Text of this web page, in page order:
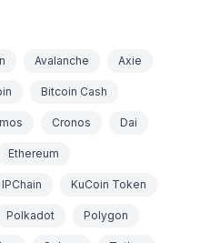
Avalanche Axie
Bitcoin Cash
Cronos Dai
Ethereum
IPChain KuCoin Token
Polkadot Polygon